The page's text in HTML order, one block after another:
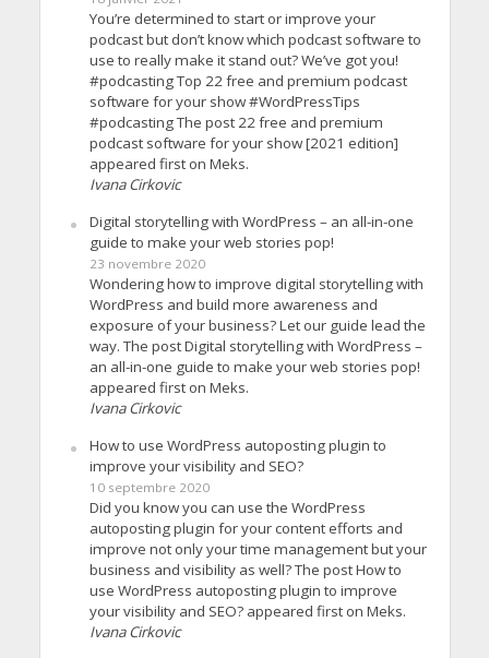
You’re determined to start or improve your
podcast but don’t know which podcast software to
use to really make it stand out? We’ve got you!
#podcasting Top 22 free and premium podcast
software for your show #WordPressTips
#podcasting The post 22 free and premium
podcast software for your show [2021 edition]
appeared first on Meks.
Ivana Cirkovic
Digital storytelling with WordPress – an all-in-one
guide to make your web stories pop!
23 novembre 2020
Wondering how to improve digital storytelling with
WordPress and build more awareness and
exposure of your business? Let our guide lead the
way. The post Digital storytelling with WordPress –
an all-in-one guide to make your web stories pop!
appeared first on Meks.
Ivana Cirkovic
How to use WordPress autoposting plugin to
improve your visibility and SEO?
10 septembre 2020
Did you know you can use the WordPress
autoposting plugin for your content efforts and
improve not only your time management but your
business and visibility as well? The post How to
use WordPress autoposting plugin to improve
your visibility and SEO? appeared first on Meks.
Ivana Cirkovic